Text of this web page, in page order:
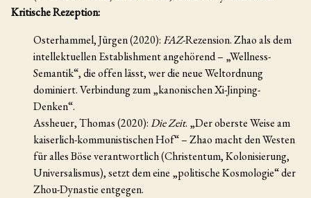
Kritische Rezeption:
Osterhammel, Jürgen (2020):FAZ-Rezension. Zhao als dem
intellektuellen Establishment angehörend – „Wellness-
Semantik“, die offen lässt, wer die neue Weltordnung
dominiert. Verbindung zum „kanonischen Xi-Jinping-
Denken“.
Assheuer, Thomas (2020):Die Zeit. „Der oberste Weise am
kaiserlich-kommunistischen Hof“ – Zhao macht den Westen
für alles Böse verantwortlich (Christentum, Kolonisierung,
Universalismus), setzt dem eine „politische Kosmologie“ der
Zhou-Dynastie entgegen.